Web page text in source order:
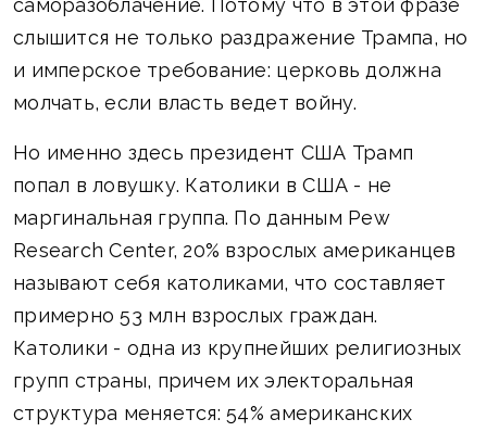
саморазоблачение. Потому что в этой фразе
слышится не только раздражение Трампа, но
и имперское требование: церковь должна
молчать, если власть ведет войну.
Но именно здесь президент США Трамп
попал в ловушку. Католики в США - не
маргинальная группа. По данным Pew
Research Center, 20% взрослых американцев
называют себя католиками, что составляет
примерно 53 млн взрослых граждан.
Католики - одна из крупнейших религиозных
групп страны, причем их электоральная
структура меняется: 54% американских